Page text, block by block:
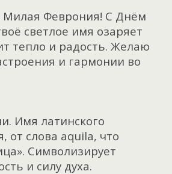
Милая Феврония! С Днём
светлое имя озаряет
тепло и радость. Желаю
и гармонии во
Имя латинского
от слова aquila, что
Символизирует
и силу духа.